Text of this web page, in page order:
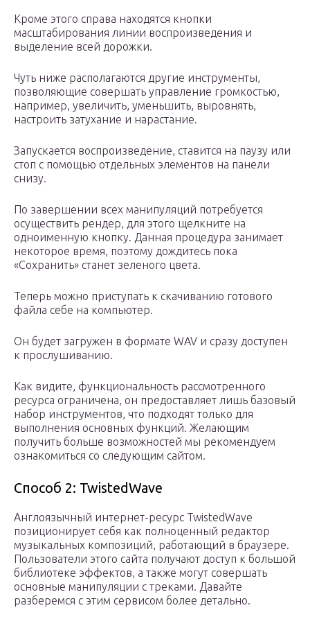
Кроме этого справа находятся кнопки
масштабирования линии воспроизведения и
выделение всей дорожки.
Чуть ниже располагаются другие инструменты,
позволяющие совершать управление громкостью,
например, увеличить, уменьшить, выровнять,
настроить затухание и нарастание.
Запускается воспроизведение, ставится на паузу или
стоп с помощью отдельных элементов на панели
снизу.
По завершении всех манипуляций потребуется
осуществить рендер, для этого щелкните на
одноименную кнопку. Данная процедура занимает
некоторое время, поэтому дождитесь пока
«Сохранить» станет зеленого цвета.
Теперь можно приступать к скачиванию готового
файла себе на компьютер.
Он будет загружен в формате WAV и сразу доступен
к прослушиванию.
Как видите, функциональность рассмотренного
ресурса ограничена, он предоставляет лишь базовый
набор инструментов, что подходят только для
выполнения основных функций. Желающим
получить больше возможностей мы рекомендуем
ознакомиться со следующим сайтом.
Способ 2: TwistedWave
Англоязычный интернет-ресурс TwistedWave
позиционирует себя как полноценный редактор
музыкальных композиций, работающий в браузере.
Пользователи этого сайта получают доступ к большой
библиотеке эффектов, а также могут совершать
основные манипуляции с треками. Давайте
разберемся с этим сервисом более детально.